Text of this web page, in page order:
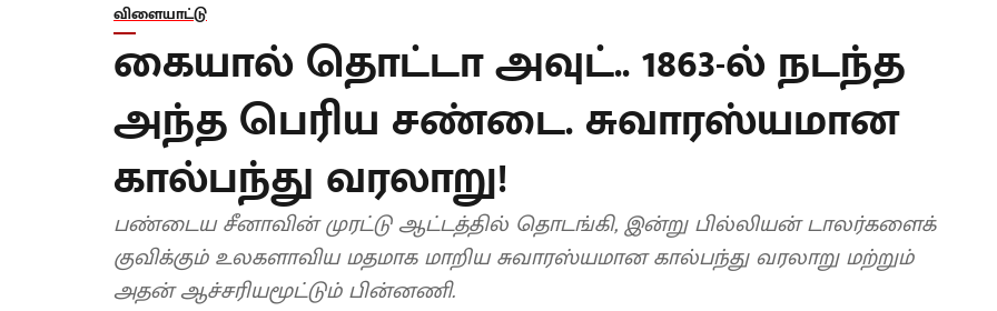
விளையாட்டு
கையால் தொட்டா அவுட்.. 1863-ல் நடந்த
அந்த பெரிய சண்டை. சுவாரஸ்யமான
கால்பந்து வரலாறு!
பண்டைய சீனாவின் முரட்டு ஆட்டத்தில் தொடங்கி, இன்று பில்லியன் டாலர்களைக்
குவிக்கும் உலகளாவிய மதமாக மாறிய சுவாரஸ்யமான கால்பந்து வரலாறு மற்றும்
அதன் ஆச்சரியமூட்டும் பின்னணி.